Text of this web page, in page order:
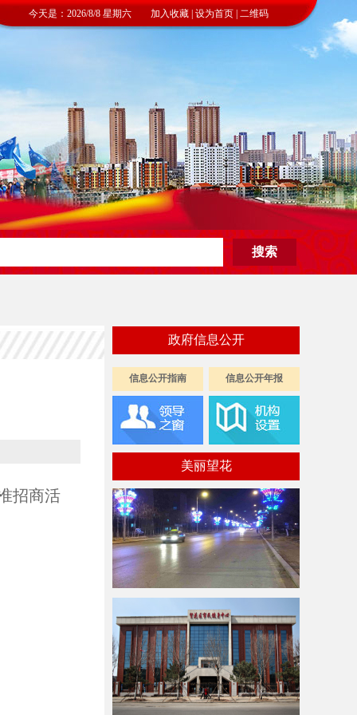
今天是：2026/8/8 星期六 加入收藏 | 设为首页 | 二维码
招商活
政府信息公开
信息公开指南 信息公开年报
美丽望花